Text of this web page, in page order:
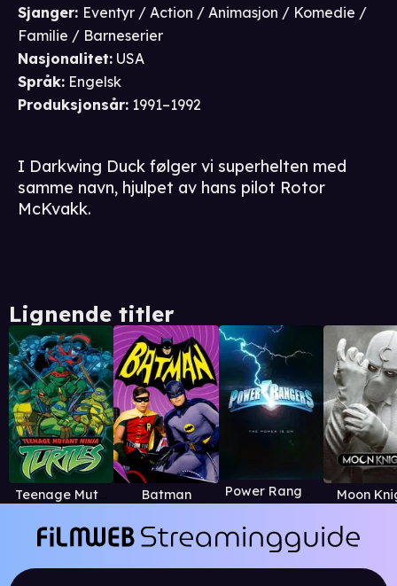
Sjanger: Eventyr / Action / Animasjon / Komedie /
Familie / Barneserier
Nasjonalitet: USA
Språk: Engelsk
Produksjonsår: 1991–1992
I Darkwing Duck følger vi superhelten med
samme navn, hjulpet av hans pilot Rotor
McKvakk.
Lignende titler
Teenage Mutant Ninja Turtles Batman Power Rangers Moon